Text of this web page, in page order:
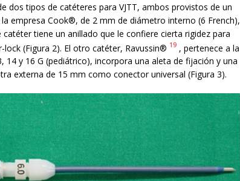
dos tipos de catéteres para VJTT, ambos provistos de un
empresa Cook®, de 2 mm de diámetro interno (6 French),
tiene un anillado que le confiere cierta rigidez para
(Figura 2). El otro catéter, Ravussin® 19 , pertenece a la
14 y 16 G (pediátrico), incorpora una aleta de fijación y una
externa de 15 mm como conector universal (Figura 3).